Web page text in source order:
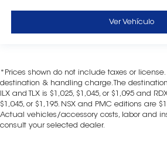
Ver Vehículo
*Prices shown do not include taxes or
destination & handling charge. The
ILX and TLX is $1,025, $1,045, or $1,095 and
$1,045, or $1,195. NSX and PMC editions are
Actual vehicles/accessory costs, labor and
consult your selected dealer.